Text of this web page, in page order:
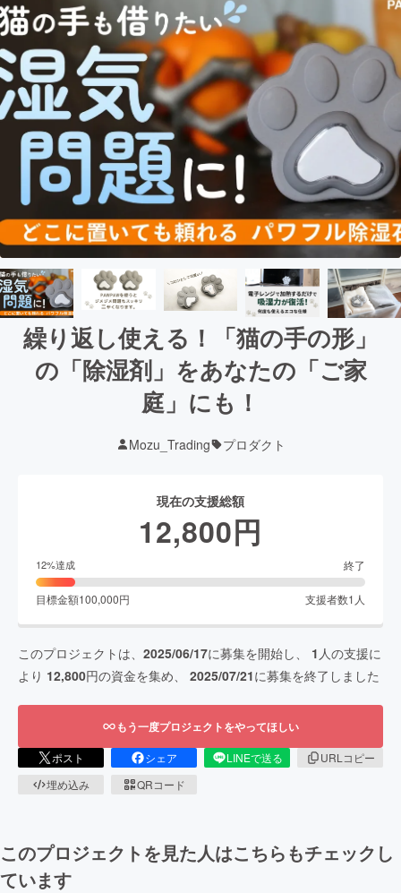
繰り返し使える！「猫の手の形」
の「除湿剤」をあなたの「ご家
庭」にも！
Mozu_Trading プロダクト
現在の支援総額
12,800円
12%達成 終了
目標金額100,000円 支援者数1 人
このプロジェクトは、 2025/06/17に募集を開始し、 1 人の支援に
より 12,800円の資金を集め、 2025/07/21に募集を終了しました
もう一度プロジェクトをやってほしい
ポスト シェア LINEで送る
URLコピー
埋め込み
QRコード
このプロジェクトを見た人はこちらもチェックし
ています